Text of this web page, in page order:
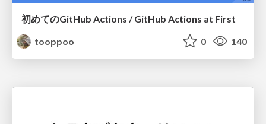
初めてのGitHub Actions / GitHub Actions at First
tooppoo
0 140